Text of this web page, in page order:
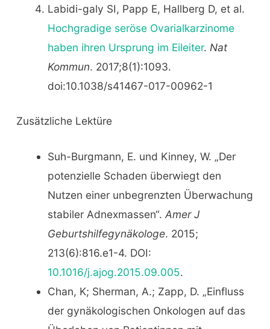
Labidi-galy SI, Papp E, Hallberg D, et al.
Hochgradige seröse Ovarialkarzinome
haben ihren Ursprung im Eileiter. Nat
Kommun. 2017;8(1):1093.
doi:10.1038/s41467-017-00962-1
Zusätzliche Lektüre
Suh-Burgmann, E. und Kinney, W. „Der
potenzielle Schaden überwiegt den
Nutzen einer unbegrenzten Überwachung
stabiler Adnexmassen“. Amer J
Geburtshilfegynäkologe. 2015;
213(6):816.e1-4. DOI:
10.1016/j.ajog.2015.09.005.
Chan, K; Sherman, A.; Zapp, D. „Einfluss
der gynäkologischen Onkologen auf das